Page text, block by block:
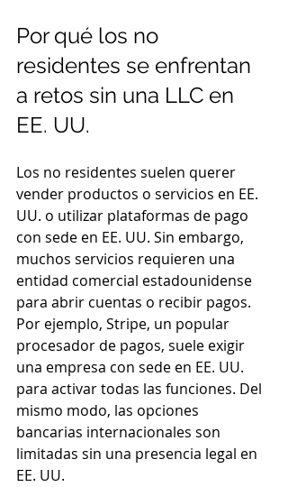
Por qué los no
residentes se enfrentan
a retos sin una LLC en
EE. UU.
Los no residentes suelen querer
vender productos o servicios en EE.
UU. o utilizar plataformas de pago
con sede en EE. UU. Sin embargo,
muchos servicios requieren una
entidad comercial estadounidense
para abrir cuentas o recibir pagos.
Por ejemplo, Stripe, un popular
procesador de pagos, suele exigir
una empresa con sede en EE. UU.
para activar todas las funciones. Del
mismo modo, las opciones
bancarias internacionales son
limitadas sin una presencia legal en
EE. UU.